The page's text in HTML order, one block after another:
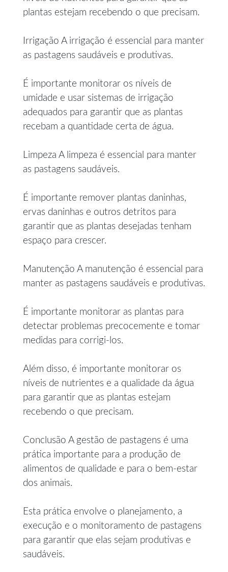
plantas estejam recebendo o que precisam.
Irrigação A irrigação é essencial para manter
as pastagens saudáveis e produtivas.
É importante monitorar os níveis de
umidade e usar sistemas de irrigação
adequados para garantir que as plantas
recebam a quantidade certa de água.
Limpeza A limpeza é essencial para manter
as pastagens saudáveis.
É importante remover plantas daninhas,
ervas daninhas e outros detritos para
garantir que as plantas desejadas tenham
espaço para crescer.
Manutenção A manutenção é essencial para
manter as pastagens saudáveis e produtivas.
É importante monitorar as plantas para
detectar problemas precocemente e tomar
medidas para corrigi-los.
Além disso, é importante monitorar os
níveis de nutrientes e a qualidade da água
para garantir que as plantas estejam
recebendo o que precisam.
Conclusão A gestão de pastagens é uma
prática importante para a produção de
alimentos de qualidade e para o bem-estar
dos animais.
Esta prática envolve o planejamento, a
execução e o monitoramento de pastagens
para garantir que elas sejam produtivas e
saudáveis.